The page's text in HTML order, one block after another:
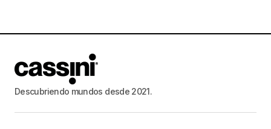
Descubriendo mundos desde 2021.